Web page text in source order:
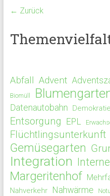
← Zurück
Abfall Advent
Biomüll
Datenautobahn Demokratie
Entsorgung EPL
Flüchtlingsunterkunft
Gemüsegarten
Integration
Margeritenhof
Nahverkehr Nahwärme